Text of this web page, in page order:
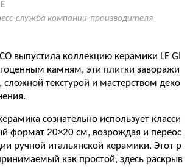
служба компании-производителя
выпустила коллекцию керамики LE GI
камням, эти плитки заворажи
сложной текстурой и мастерством деко
сознательно использует класси
формат 20×20 см, возрождая и переос
ручной итальянской керамики. Этот р
как простой, здесь раскрыв